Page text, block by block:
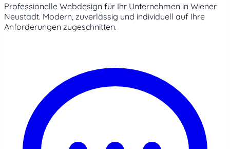
Professionelle Webdesign für Ihr Unternehmen in Wiener
Neustadt. Modern, zuverlässig und individuell auf Ihre
Anforderungen zugeschnitten.